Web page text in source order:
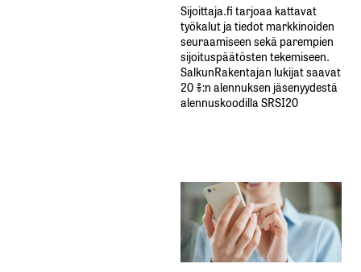
Sijoittaja.fi tarjoaa kattavat
työkalut ja tiedot markkinoiden
seuraamiseen sekä parempien
sijoituspäätösten tekemiseen.
SalkunRakentajan lukijat saavat
20 %:n alennuksen jäsenyydestä
alennuskoodilla SRSI20